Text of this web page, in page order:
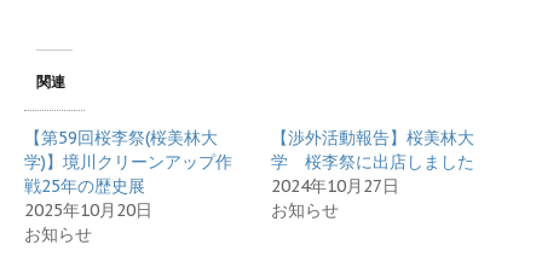
関連
【第59回桜李祭(桜美林大
学)】境川クリーンアップ作
戦25年の歴史展
2025年10月20日
お知らせ
【渉外活動報告】桜美林大
学 桜李祭に出店しました
2024年10月27日
お知らせ